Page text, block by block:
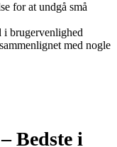
for at undgå små
brugervenlighed
med nogle
Bedste i